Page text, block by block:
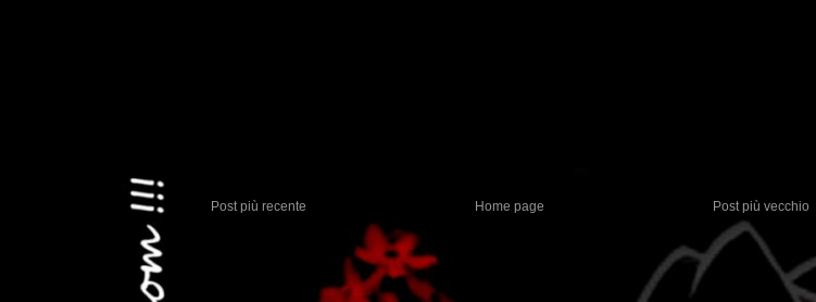
Post più recente Post più vecchio
Home page